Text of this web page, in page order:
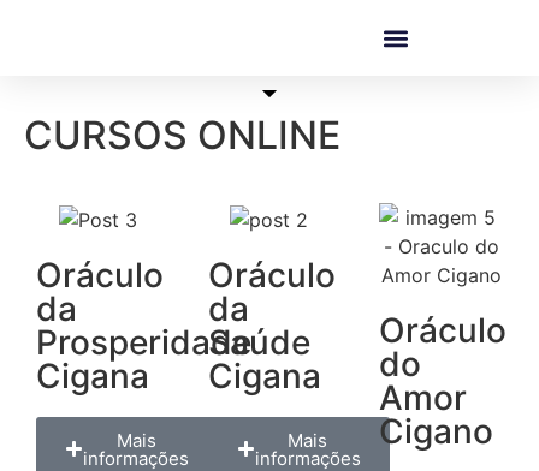
CURSOS ONLINE
Oráculo
da
Prosperidade
Cigana
Mais
informações
Oráculo
da
Saúde
Cigana
Mais
informações
Oráculo
do
Amor
Cigano